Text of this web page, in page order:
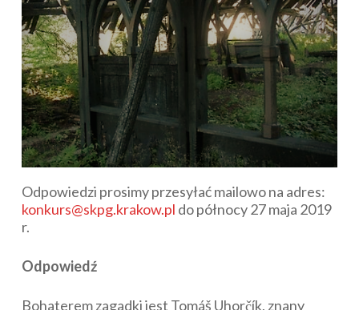
Odpowiedzi prosimy przesyłać mailowo na adres:
konkurs@skpg.krakow.pl do północy 27 maja 2019
r.
Odpowiedź
Bohaterem zagadki jest Tomáš Uhorčík, znany